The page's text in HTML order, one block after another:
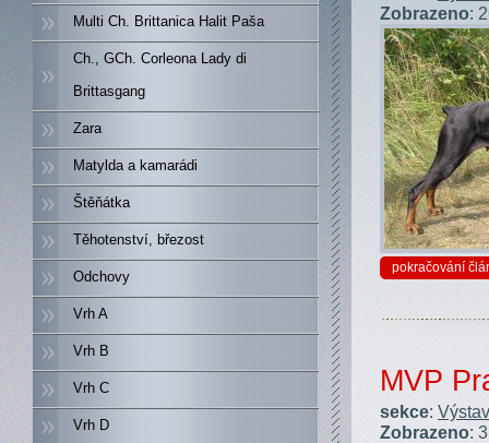
Multi Ch. Brittanica Halit Paša
Ch., GCh. Corleona Lady di
Brittasgang
Zara
Matylda a kamarádi
Štěňátka
Těhotenství, březost
Odchovy
Vrh A
Vrh B
Vrh C
Vrh D
Zobrazeno:
pokračování
MVP
sekce:
Zobrazeno: